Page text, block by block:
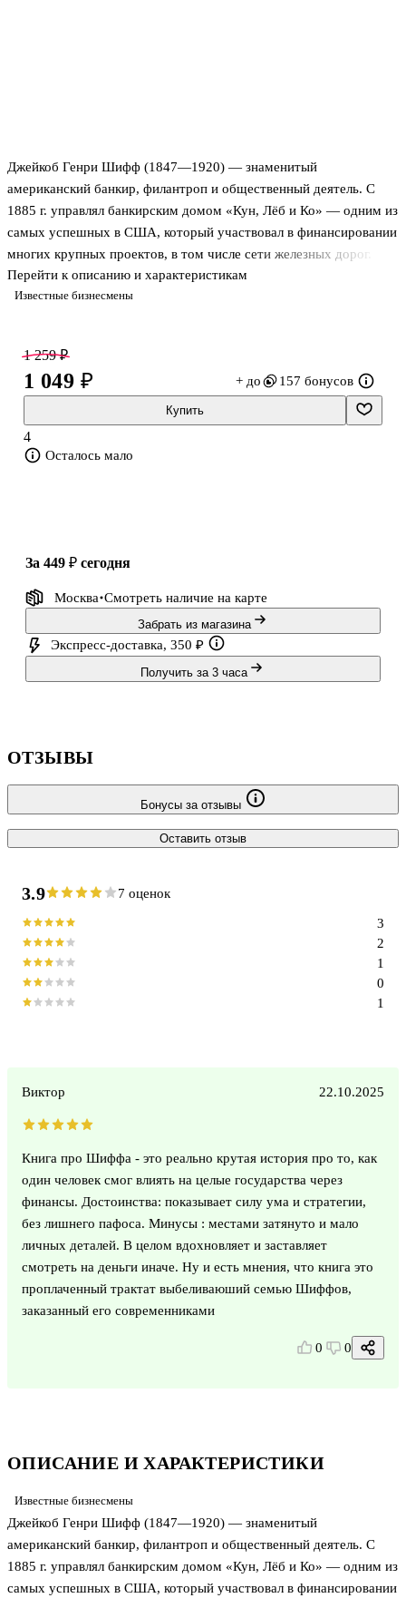
Известные бизнесмены
Джейкоб Генри Шифф (1847—1920) — знаменитый
американский банкир, филантроп и общественный деятель. С
1885 г. управлял банкирским домом «Кун, Лёб и Ко» — одним из
самых успешных в США, который участвовал в финансировании
многих крупных проектов, в том числе сети железных дорог.
Шифф проявил себя и как политический деятель. Это касается, в
частности, самодержавной России, в отношении которой он вел
правительство и готов был вести переговоры о предоставлении
ему финансовой помощи. То же касалось и Японии, которую
Шифф всячески поддерживал во время Русско­японской войны. В
книге приводятся и
Перейти к описанию и характеристикам
1 259 ₽
1 049 ₽ + до 157 бонусов
Купить
4
Осталось мало
за 449 ₽ сегодня
Москва Смотреть наличие на карте
Забрать из магазина
Экспресс-доставка, 350 ₽
Получить за 3 часа
ОПИСАНИЕ И ХАРАКТЕРИСТИКИ
Известные бизнесмены
Джейкоб Генри Шифф (1847—1920) — знаменитый
американский банкир, филантроп и общественный деятель. С
1885 г. управлял банкирским домом «Кун, Лёб и Ко» — одним из
самых успешных в США, который участвовал в финансировании
ОТЗЫВЫ
Бонусы за отзывы
Оставить отзыв
3.9 7 оценок
1
0
1
2
3
Виктор 22.10.2025
Книга про Шиффа - это реально крутая история про то, как
один человек смог влиять на целые государства через
финансы. Достоинства: показывает силу ума и стратегии,
без лишнего пафоса. Минусы : местами затянуто и мало
личных деталей. В целом вдохновляет и заставляет
смотреть на деньги иначе. Ну и есть мнения, что книга это
проплаченный трактат выбеливаюший семью Шиффов,
заказанный его современниками
0 0